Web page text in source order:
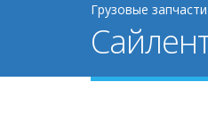
Грузовые запчасти